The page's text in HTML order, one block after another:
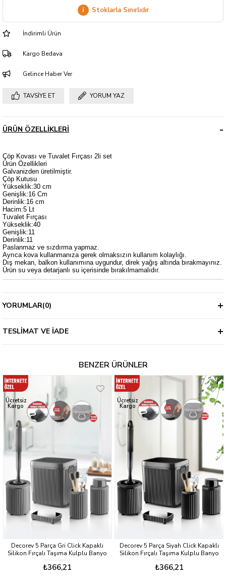
i Stoklarla Sınırlıdır
İndirimli Ürün
Kargo Bedava
Gelince Haber Ver
TAVSIYE ET YORUM YAZ
ÜRÜN ÖZELLIKLERI
Çöp Kovası ve Tuvalet Fırçası 2li set
Ürün Özellikleri
Galvanizden üretilmiştir.
Çöp Kutusu
Yükseklik:30 cm
Genişlik:16 Cm
Derinlik:16 cm
Hacim:5 Lt
Tuvalet Fırçası
Yükseklik:40
Genişlik:11
Derinlik:11
Paslanmaz ve sızdırma yapmaz.
Ayrıca kova kullanmanıza gerek olmaksızın kullanım kolaylığı.
Dış mekan, balkon kullanımına uygundur, direk yağış altında bırakmayınız.
Ürün su veya detarjanlı su içerisinde bırakılmamalıdır.
YORUMLAR(0)
TESLIMAT VE İADE
BENZER ÜRÜNLER
Decorev 5 Parça Gri Click Kapaklı
Silikon Fırçalı Taşıma Kulplu Banyo
Seti – 5 Litre
₺366,21
Ücretsiz
Kargo
Decorev 5 Parça Siyah Click Kapaklı
Silikon Fırçalı Taşıma Kulplu Banyo
Seti – 5 Litre
₺366,21
Ücretsiz
Kargo